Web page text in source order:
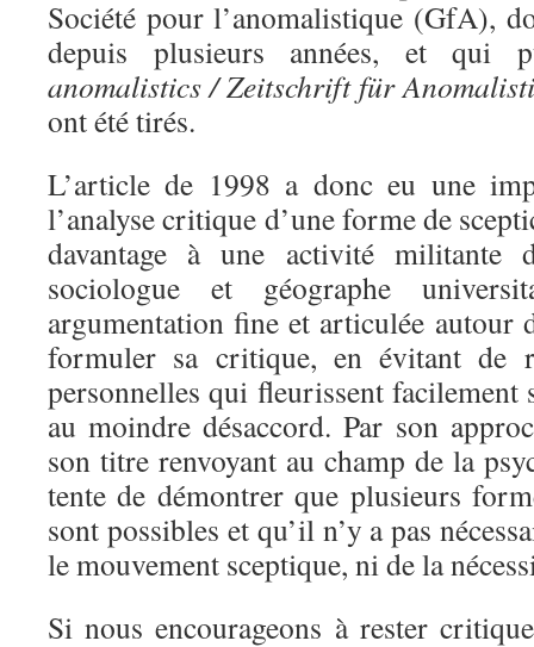
Société pour l’anomalistique (GfA),
depuis plusieurs années, et
anomalistics / Zeitschrift für
ont été tirés.
L’article de 1998 a donc eu une
l’analyse critique d’une forme de
davantage à une activité militante
sociologue et géographe
argumentation fine et articulée autour
formuler sa critique, en évitant de
personnelles qui fleurissent facilement
au moindre désaccord. Par son
son titre renvoyant au champ de la
tente de démontrer que plusieurs
sont possibles et qu’il n’y a pas
le mouvement sceptique, ni de la
Si nous encourageons à rester